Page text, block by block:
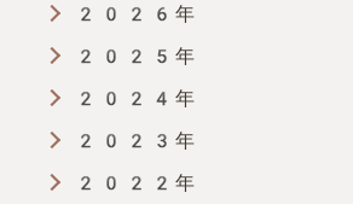
リ
ン
ク
2026年
2025年
2024年
2023年
2022年